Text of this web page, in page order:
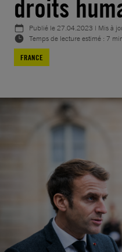
droits
Publié le27.04.2023 | Mis à
Temps de lecture estimé : 7
FRANCE